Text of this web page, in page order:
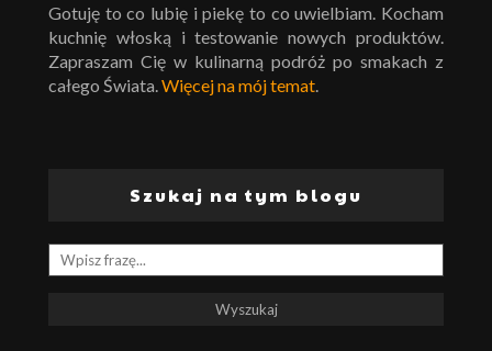
Gotuję to co lubię i piekę to co uwielbiam. Kocham
kuchnię włoską i testowanie nowych produktów.
Zapraszam Cię w kulinarną podróż po smakach z
całego Świata. Więcej na mój temat
Szukaj na tym blogu